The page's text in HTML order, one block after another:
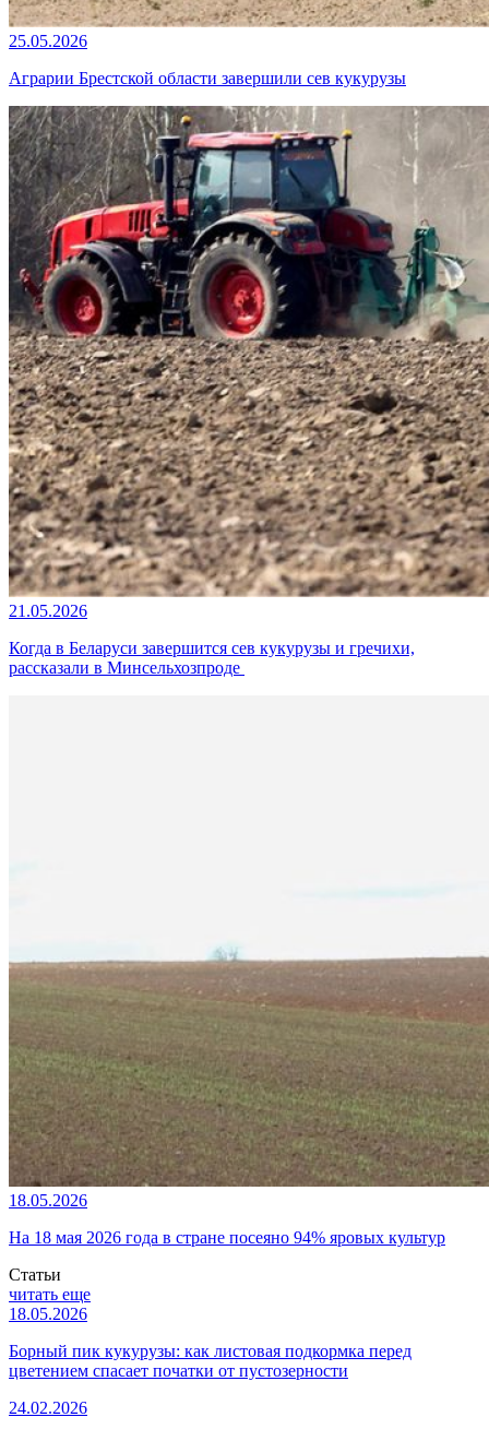
25.05.2026
Аграрии Брестской области завершили сев кукурузы
21.05.2026
Когда в Беларуси завершится сев кукурузы и гречихи,
рассказали в Минсельхозпроде
18.05.2026
На 18 мая 2026 года в стране посеяно 94% яровых культур
Статьи
читать еще
18.05.2026
Борный пик кукурузы: как листовая подкормка перед
цветением спасает початки от пустозерности
24.02.2026